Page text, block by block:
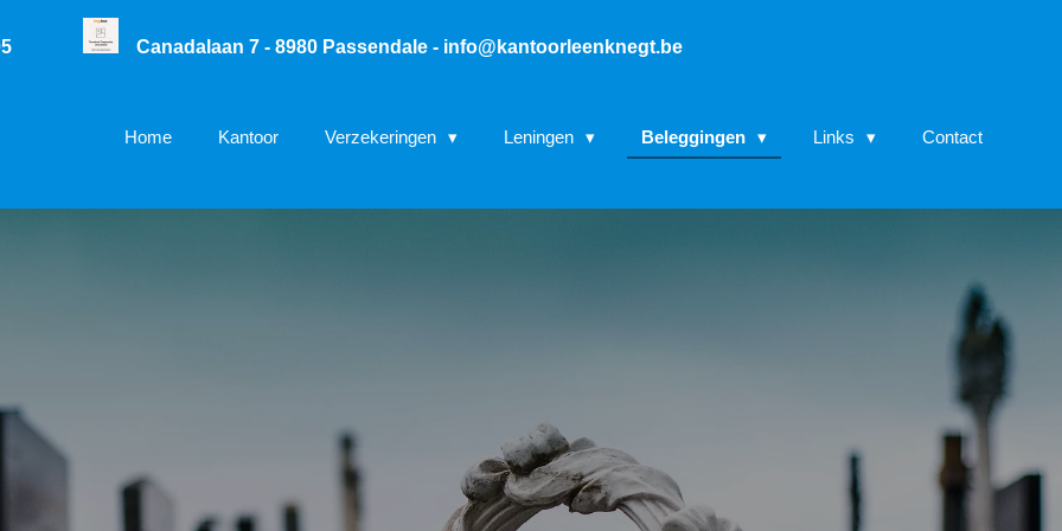
Canadalaan 7 - 8980 Passendale - info@kantoorleenknegt.be
Home Kantoor Verzekeringen Leningen Beleggingen Links Contact